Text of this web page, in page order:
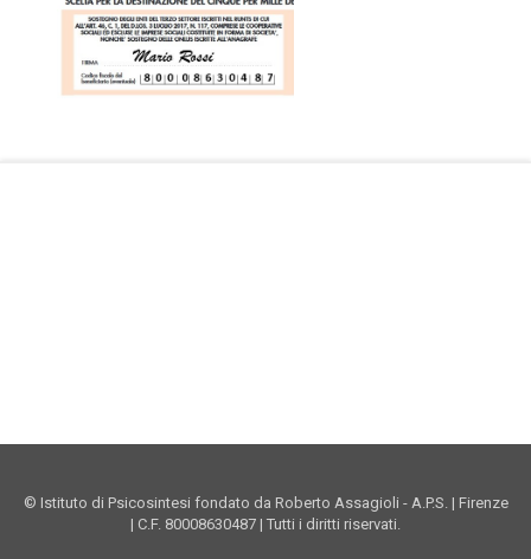
© Istituto di Psicosintesi fondato da Roberto Assagioli - A.P.S. | Firenze
| C.F. 80008630487 | Tutti i diritti riservati.